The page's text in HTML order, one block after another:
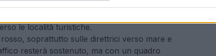
dalla mattina, con condizioni da bollino giallo.
diventerà più delicata, con bollino rosso per le
le località turistiche.
soprattutto sulle direttrici verso mare e
resterà sostenuto, ma con un quadro